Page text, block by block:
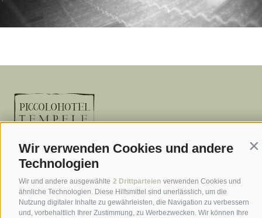
Wir verwenden Cookies und andere
Technologien
Wir und andere ausgewählte 2 Drittparteien verwenden Cookies und
ähnliche Technologien. Diese Hilfsmittel sind unerlässlich, um die
Nutzung digitaler Inhalte zu gewährleisten, die Navigation zu verbessern
und, vorbehaltlich Ihrer Zustimmung, zu Werbezwecken. Wir können Ihre